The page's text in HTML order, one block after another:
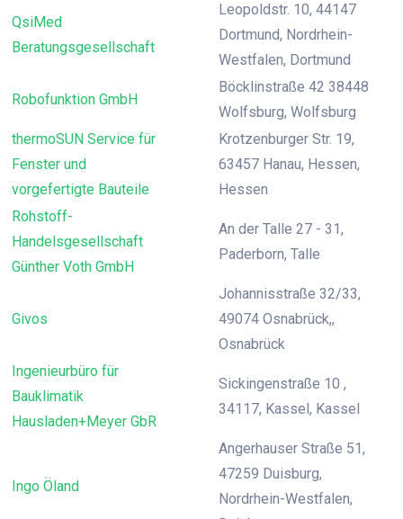
QsiMed
Beratungsgesellschaft
Leopoldstr. 10, 44147
Dortmund, Nordrhein-
Westfalen, Dortmund
Robofunktion GmbH
Böcklinstraße 42 38448
Wolfsburg, Wolfsburg
thermoSUN Service für
Fenster und
vorgefertigte Bauteile
Krotzenburger Str. 19,
63457 Hanau, Hessen,
Hessen
Rohstoff-
Handelsgesellschaft
Günther Voth GmbH
An der Talle 27 - 31,
Paderborn, Talle
Givos
Johannisstraße 32/33,
49074 Osnabrück,,
Osnabrück
Ingenieurbüro für
Bauklimatik
Hausladen+Meyer GbR
Sickingenstraße 10 ,
34117, Kassel, Kassel
Ingo Öland
Angerhauser Straße 51,
47259 Duisburg,
Nordrhein-Westfalen,